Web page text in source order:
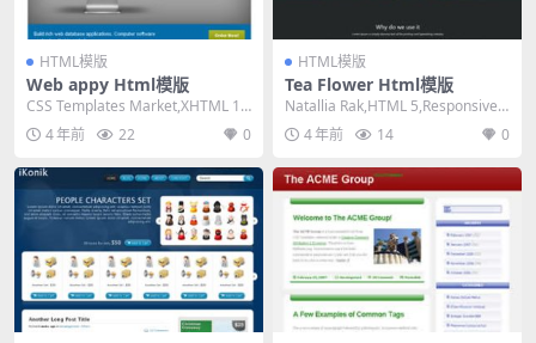
HTML模版
Web appy Html模版
CSS Templates Market,XHTML 1.
0 Transitio...
4 年前 22 0
HTML模版
Tea Flower Html模版
Natallia Rak,HTML 5,Responsive,
4 Column...
4 年前 14 0